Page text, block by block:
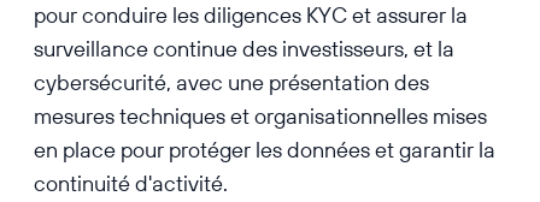
pour conduire les diligences KYC et assurer la
surveillance continue des investisseurs, et la
cybersécurité, avec une présentation des
mesures techniques et organisationnelles mises
en place pour protéger les données et garantir la
continuité d'activité.